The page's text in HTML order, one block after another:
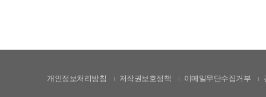
개인정보처리방침 저작권보호정책 이메일무단수집거부